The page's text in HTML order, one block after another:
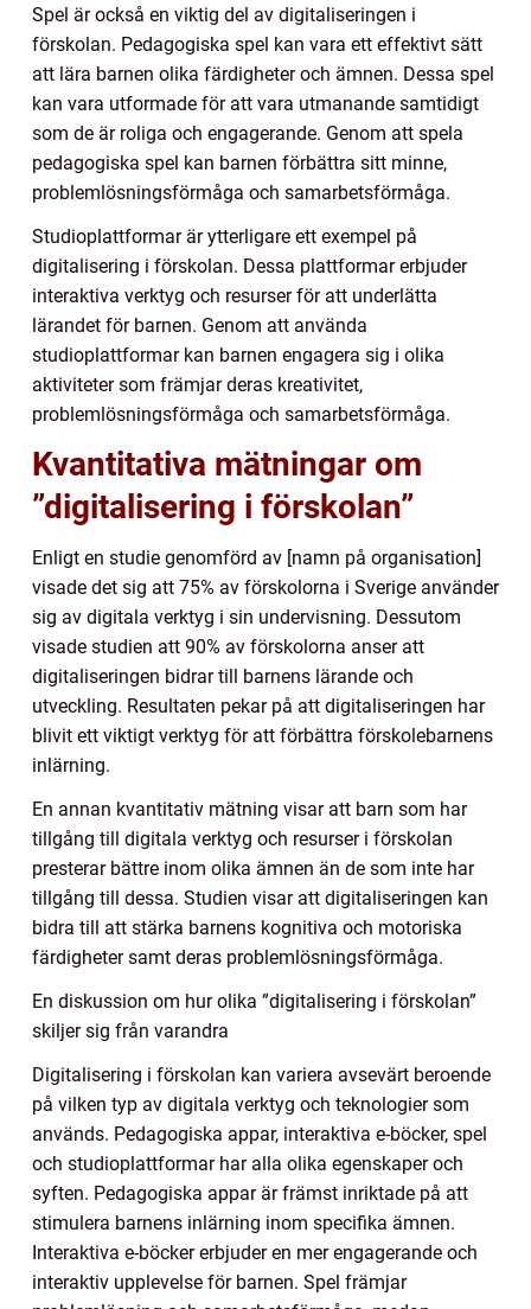
Spel är också en viktig del av digitaliseringen i
förskolan. Pedagogiska spel kan vara ett effektivt sätt
att lära barnen olika färdigheter och ämnen. Dessa spel
kan vara utformade för att vara utmanande samtidigt
som de är roliga och engagerande. Genom att spela
pedagogiska spel kan barnen förbättra sitt minne,
problemlösningsförmåga och samarbetsförmåga.
Studioplattformar är ytterligare ett exempel på
digitalisering i förskolan. Dessa plattformar erbjuder
interaktiva verktyg och resurser för att underlätta
lärandet för barnen. Genom att använda
studioplattformar kan barnen engagera sig i olika
aktiviteter som främjar deras kreativitet,
problemlösningsförmåga och samarbetsförmåga.
Kvantitativa mätningar om
”digitalisering i förskolan”
Enligt en studie genomförd av [namn på organisation]
visade det sig att 75% av förskolorna i Sverige använder
sig av digitala verktyg i sin undervisning. Dessutom
visade studien att 90% av förskolorna anser att
digitaliseringen bidrar till barnens lärande och
utveckling. Resultaten pekar på att digitaliseringen har
blivit ett viktigt verktyg för att förbättra förskolebarnens
inlärning.
En annan kvantitativ mätning visar att barn som har
tillgång till digitala verktyg och resurser i förskolan
presterar bättre inom olika ämnen än de som inte har
tillgång till dessa. Studien visar att digitaliseringen kan
bidra till att stärka barnens kognitiva och motoriska
färdigheter samt deras problemlösningsförmåga.
En diskussion om hur olika ”digitalisering i förskolan”
skiljer sig från varandra
Digitalisering i förskolan kan variera avsevärt beroende
på vilken typ av digitala verktyg och teknologier som
används. Pedagogiska appar, interaktiva e-böcker, spel
och studioplattformar har alla olika egenskaper och
syften. Pedagogiska appar är främst inriktade på att
stimulera barnens inlärning inom specifika ämnen.
Interaktiva e-böcker erbjuder en mer engagerande och
interaktiv upplevelse för barnen. Spel främjar